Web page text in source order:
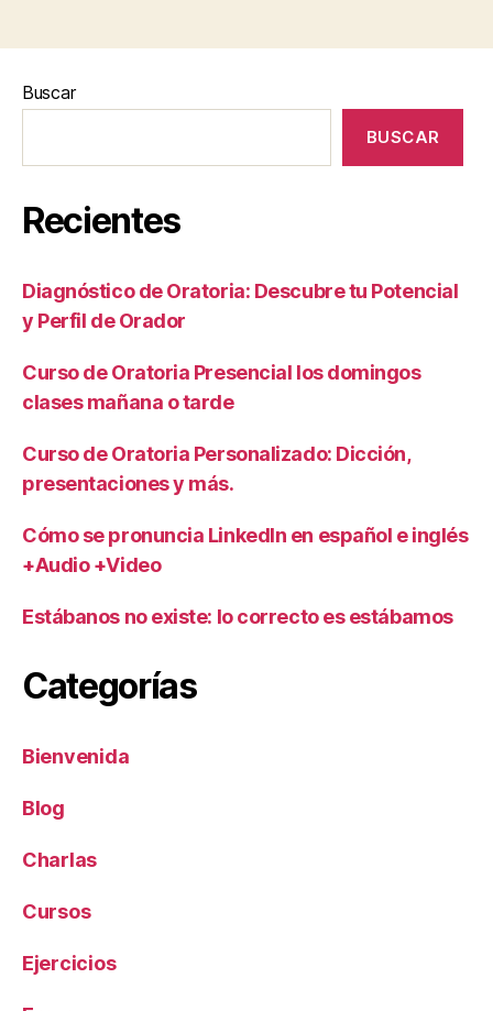
Buscar
BUSCAR
Recientes
Diagnóstico de Oratoria: Descubre tu Potencial
y Perfil de Orador
Curso de Oratoria Presencial los domingos
clases mañana o tarde
Curso de Oratoria Personalizado: Dicción,
presentaciones y más.
Cómo se pronuncia LinkedIn en español e inglés
+Audio +Video
Estábanos no existe: lo correcto es estábamos
Categorías
Bienvenida
Blog
Charlas
Cursos
Ejercicios